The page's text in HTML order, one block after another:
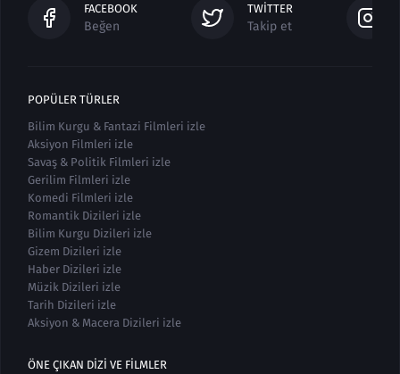
FACEBOOK
Beğen
TWITTER
Takip et
POPÜLER TÜRLER
Bilim Kurgu & Fantazi Filmleri izle
Aksiyon Filmleri izle
Savaş & Politik Filmleri izle
Gerilim Filmleri izle
Komedi Filmleri izle
Romantik Dizileri izle
Bilim Kurgu Dizileri izle
Gizem Dizileri izle
Haber Dizileri izle
Müzik Dizileri izle
Tarih Dizileri izle
Aksiyon & Macera Dizileri izle
ÖNE ÇIKAN DIZI VE FILMLER